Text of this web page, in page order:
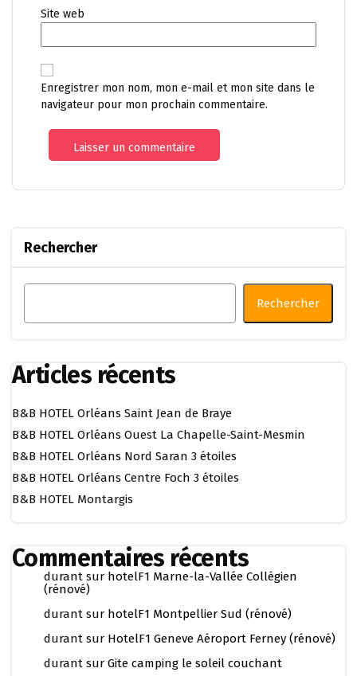
Site web
Enregistrer mon nom, mon e-mail et mon site dans le
navigateur pour mon prochain commentaire.
Rechercher
Rechercher
Articles récents
B&B HOTEL Orléans Saint Jean de Braye
B&B HOTEL Orléans Ouest La Chapelle-Saint-Mesmin
B&B HOTEL Orléans Nord Saran 3 étoiles
B&B HOTEL Orléans Centre Foch 3 étoiles
B&B HOTEL Montargis
Commentaires récents
durant sur hotelF1 Marne-la-Vallée Collégien
(rénové)
durant sur hotelF1 Montpellier Sud (rénové)
durant sur HotelF1 Geneve Aéroport Ferney (rénové)
durant sur Gite camping le soleil couchant